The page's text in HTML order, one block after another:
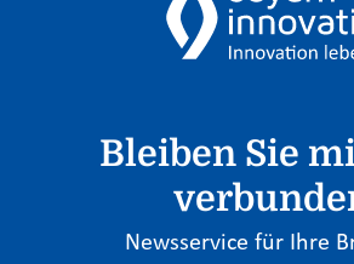
Bleiben Sie
Newsservice für Ihre